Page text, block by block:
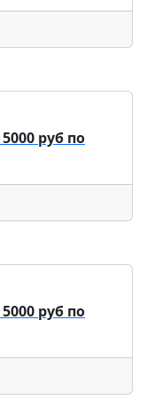
руб по
руб по